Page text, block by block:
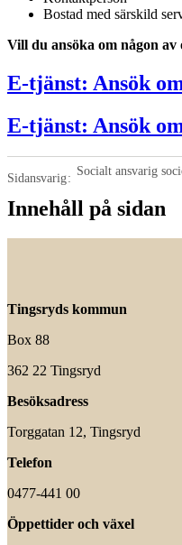
Bostad med särskild
Vill du ansöka om någon av
E-tjänst: Ansök
E-tjänst: Ansök
Socialt ansvarig
Sidansvarig
Innehåll på sidan
Tingsryds kommun
Box 88
362 22 Tingsryd
Besöksadress
Torggatan 12, Tingsryd
Telefon
0477-441 00
Öppettider och växel